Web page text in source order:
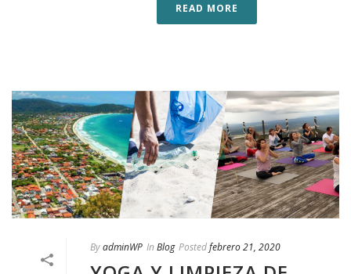
READ MORE
ByadminWP In Blog Postedfebrero 21, 2020